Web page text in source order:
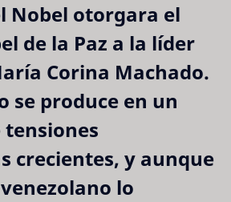
Nobel otorgara el
de la Paz a la líder
Corina Machado.
se produce en un
crecientes, y aunque
lo